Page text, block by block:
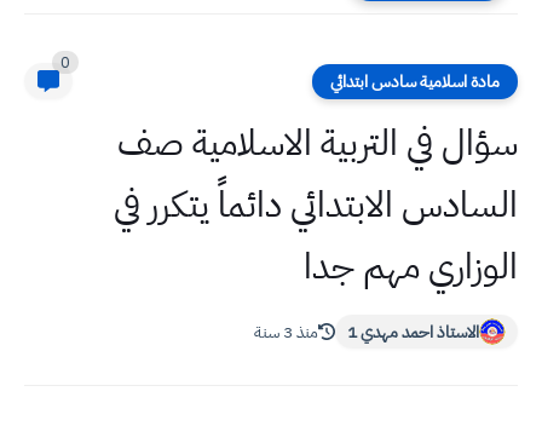
مادة اسلامية سادس ابتدائي
0
سؤال في التربية الاسلامية صف
السادس الابتدائي دائماً يتكرر في
الوزاري مهم جدا
الاستاذ احمد مهدي 1 منذ 3 سنة